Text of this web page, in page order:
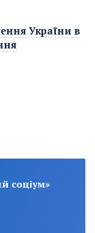
України в
соціум»